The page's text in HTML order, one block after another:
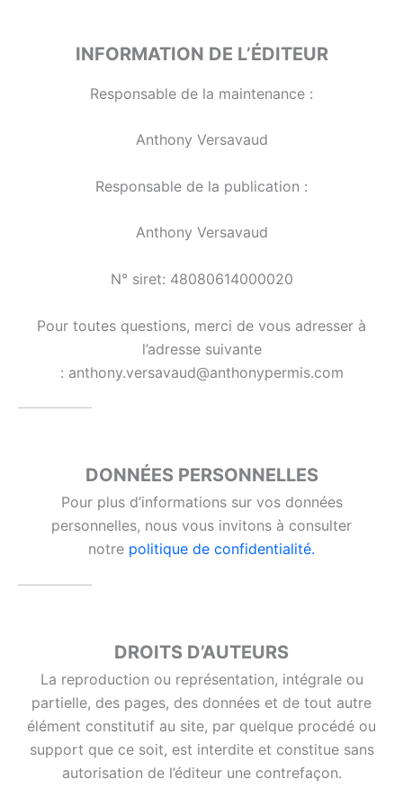
INFORMATION DE L’ÉDITEUR
Responsable de la maintenance :
Anthony Versavaud
Responsable de la publication :
Anthony Versavaud
N° siret: 48080614000020
Pour toutes questions, merci de vous adresser à
l’adresse suivante
: anthony.versavaud@anthonypermis.com
DONNÉES PERSONNELLES
Pour plus d’informations sur vos données
personnelles, nous vous invitons à consulter
notre politique de confidentialité.
DROITS D’AUTEURS
La reproduction ou représentation, intégrale ou
partielle, des pages, des données et de tout autre
élément constitutif au site, par quelque procédé ou
support que ce soit, est interdite et constitue sans
autorisation de l’éditeur une contrefaçon.